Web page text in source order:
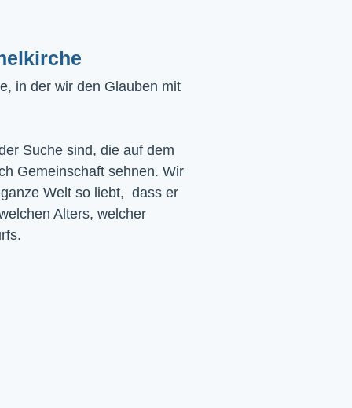
in der wir den Glauben mit
Suche sind, die auf dem
Gemeinschaft sehnen. Wir
Welt so liebt, dass er
Alters, welcher